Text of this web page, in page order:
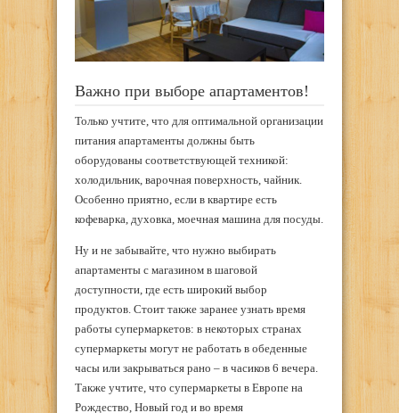
Важно при выборе апартаментов!
Только учтите, что для оптимальной организации
питания апартаменты должны быть
оборудованы соответствующей техникой:
холодильник, варочная поверхность, чайник.
Особенно приятно, если в квартире есть
кофеварка, духовка, моечная машина для посуды.
Ну и не забывайте, что нужно выбирать
апартаменты с магазином в шаговой
доступности, где есть широкий выбор
продуктов. Стоит также заранее узнать время
работы супермаркетов: в некоторых странах
супермаркеты могут не работать в обеденные
часы или закрываться рано – в часиков 6 вечера.
Также учтите, что супермаркеты в Европе на
Рождество, Новый год и во время